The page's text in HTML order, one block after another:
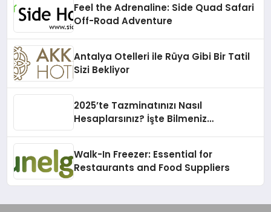
Feel the Adrenaline: Side Quad Safari
Off-Road Adventure
Antalya Otelleri ile Rüya Gibi Bir Tatil
Sizi Bekliyor
2025’te Tazminatınızı Nasıl
Hesaplarsınız? İşte Bilmeniz
Walk-In Freezer: Essential for
Restaurants and Food Suppliers